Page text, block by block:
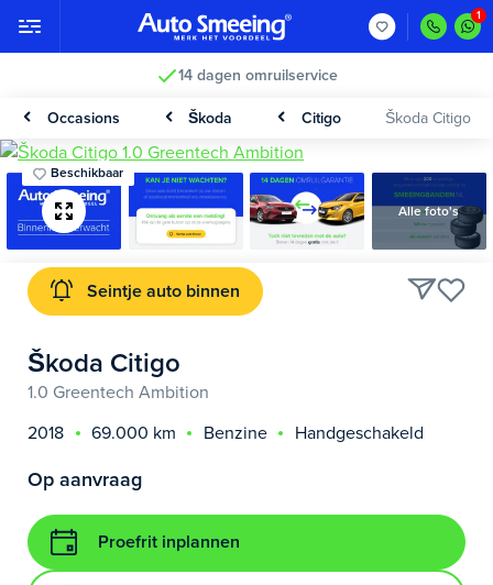
14 dagen omruilservice
Occasions Škoda Citigo Škoda Citigo
Beschikbaar
Alle foto's
Seintje auto binnen
Škoda Citigo
1.0 Greentech Ambition
2018
69.000 km Benzine Handgeschakeld
Op aanvraag
Proefrit inplannen